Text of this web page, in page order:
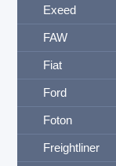
Exeed
FAW
Fiat
Ford
Foton
Freightliner